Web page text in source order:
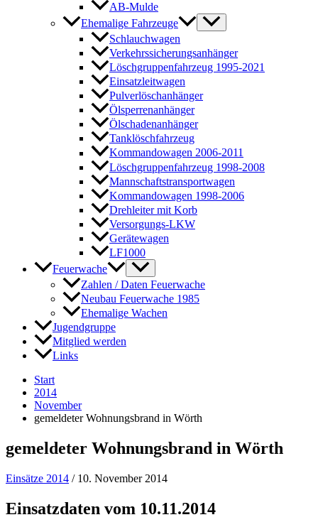
AB-Mulde
Ehemalige Fahrzeuge
Schlauchwagen
Verkehrssicherungsanhänger
Löschgruppenfahrzeug 1995-2021
Einsatzleitwagen
Pulverlöschanhänger
Ölsperrenanhänger
Ölschadenanhänger
Tanklöschfahrzeug
Kommandowagen 2006-2011
Löschgruppenfahrzeug 1998-2008
Mannschaftstransportwagen
Kommandowagen 1998-2006
Drehleiter mit Korb
Versorgungs-LKW
Gerätewagen
LF1000
Feuerwache
Zahlen / Daten Feuerwache
Neubau Feuerwache 1985
Ehemalige Wachen
Jugendgruppe
Mitglied werden
Links
Start
2014
November
gemeldeter Wohnungsbrand in Wörth
gemeldeter Wohnungsbrand in Wörth
Einsätze 2014 / 10. November 2014
Einsatzdaten vom 10.11.2014